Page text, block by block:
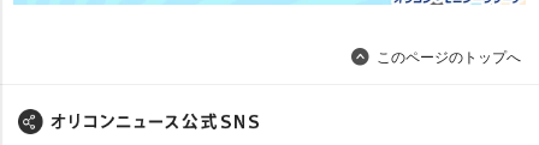
このページのトップへ